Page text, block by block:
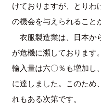
けておりますが、とりわ
の機会を与えられること
衣服製造業は、日本か
が危機に瀕しております
輸入量は六〇％も増加し
に達しました。このため
れもある次第です。